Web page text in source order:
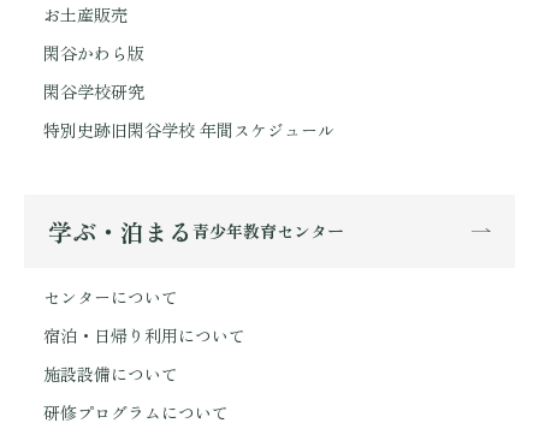
お土産販売
閑谷かわら版
閑谷学校研究
特別史跡旧閑谷学校 年間スケジュール
学ぶ・泊まる 青少年教育センター
センターについて
宿泊・日帰り利用について
施設設備について
研修プログラムについて